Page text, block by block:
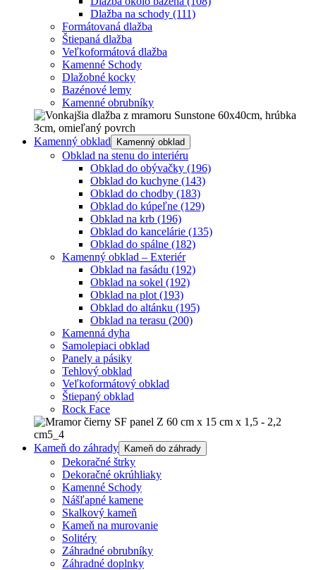
Dlažba na schody (111)
Formátovaná dlažba
Štiepaná dlažba
Veľkoformátová dlažba
Kamenné Schody
Dlažobné kocky
Bazénové lemy
Kamenné obrubníky
Kamenný obklad Kamenný obklad
Obklad na stenu do interiéru
Obklad do obývačky (196)
Obklad do kuchyne (143)
Obklad do chodby (183)
Obklad do kúpeľne (129)
Obklad na krb (196)
Obklad do kancelárie (135)
Obklad do spálne (182)
Kamenný obklad – Exteriér
Obklad na fasádu (192)
Obklad na sokel (192)
Obklad na plot (193)
Obklad do altánku (195)
Obklad na terasu (200)
Kamenná dyha
Samolepiaci obklad
Panely a pásiky
Tehlový obklad
Veľkoformátový obklad
Štiepaný obklad
Rock Face
Kameň do záhrady Kameň do záhrady
Dekoračné štrky
Dekoračné okrúhliaky
Kamenné Schody
Nášľapné kamene
Skalkový kameň
Kameň na murovanie
Solitéry
Záhradné obrubníky
Záhradné doplnky